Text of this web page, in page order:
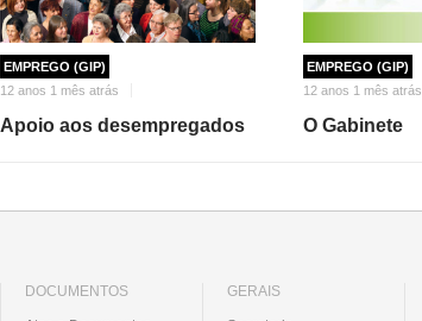
EMPREGO (GIP)
12 anos 1 mês atrás
Apoio aos desempregados
EMPREGO (GIP)
12 anos 1 mês atrás
O Gabinete
DOCUMENTOS GERAIS